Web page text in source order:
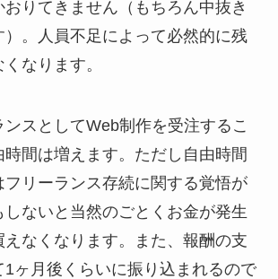
りてきません（もちろん中抜き
）。人員不足によって必然的に残
なります。
スとしてWeb制作を受注するこ
時間は増えます。ただし自由時間
フリーランス存続に関する覚悟が
ないと当然のごとくお金が発生
なくなります。また、報酬の支
ヶ月後くらいに振り込まれるので